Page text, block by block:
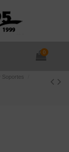
0
Soportes